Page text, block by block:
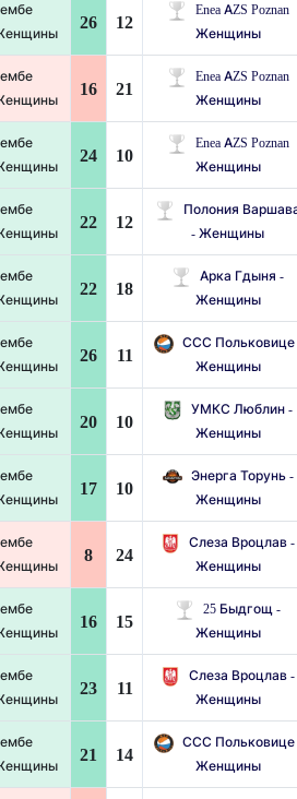
26 12
Enea AZS Poznan
Женщины
16 21
Enea AZS Poznan
Женщины
24 10
Enea AZS Poznan
Женщины
22 12
Полония
- Женщины
22 18
Арка Гдыня -
Женщины
26 11
ССС Польковице
Женщины
20 10
УМКС Люблин -
Женщины
17 10
Энерга Торунь -
Женщины
8 24
Слеза Вроцлав -
Женщины
16 15
25 Быдгощ -
Женщины
23 11
Слеза Вроцлав -
Женщины
21 14
ССС Польковице
Женщины